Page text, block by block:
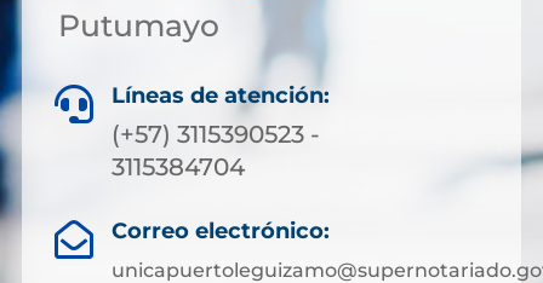
Putumayo
 Líneas de atención:
(+57) 3115390523 -
3115384704
 Correo electrónico: